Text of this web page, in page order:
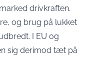
drivkraften.
og brug på lukket
I EU og
sig derimod tæt på